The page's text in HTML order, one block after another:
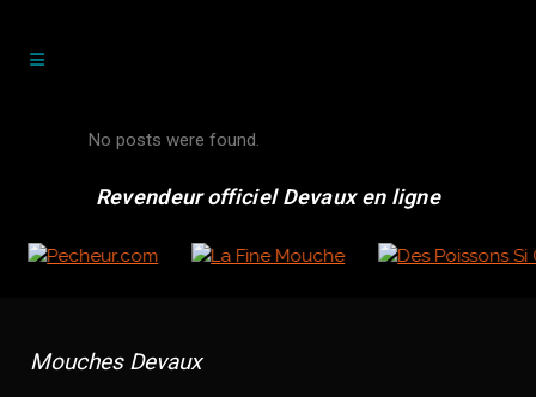
No posts were found.
Revendeur officiel Devaux en ligne
Mouches Devaux